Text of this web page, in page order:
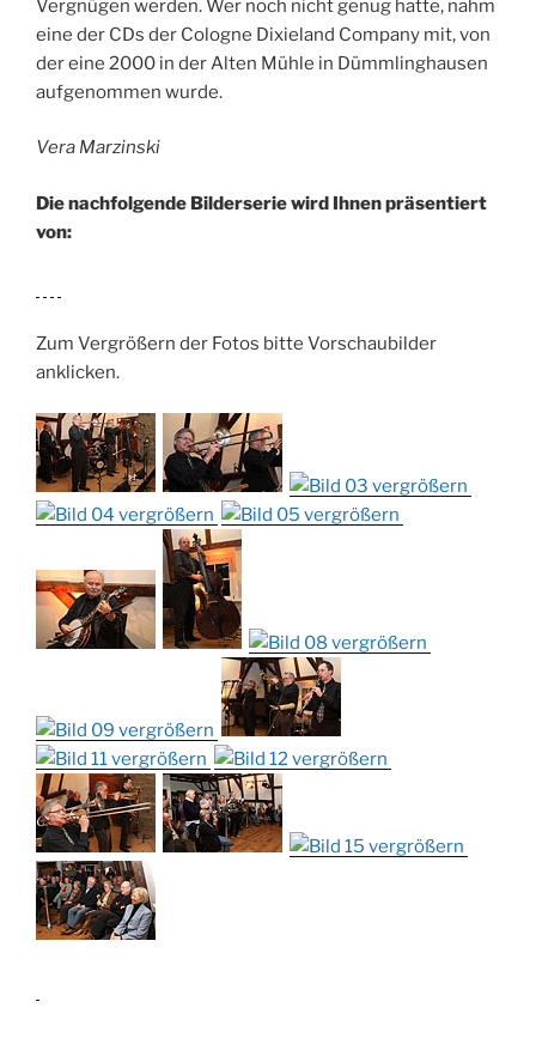
Vergnügen werden. Wer noch nicht genug hatte, nahm
eine der CDs der Cologne Dixieland Company mit, von
der eine 2000 in der Alten Mühle in Dümmlinghausen
aufgenommen wurde.
Vera Marzinski
Die nachfolgende Bilderserie wird Ihnen präsentiert
von:
Zum Vergrößern der Fotos bitte Vorschaubilder
anklicken.